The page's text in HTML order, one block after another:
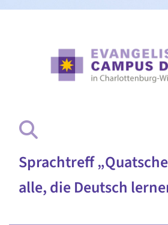
Sprachtreff
alle, die Deutsch